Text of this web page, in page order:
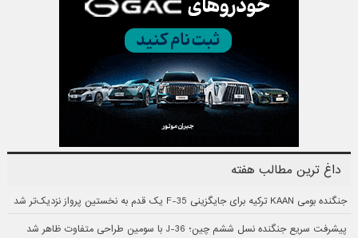
داغ ترین مطالب هفته
جنگنده بومی KAAN ترکیه برای جایگزینی F-35 یک قدم به نخستین پرواز نزدیک‌تر شد
پیشرفت سریع جنگنده نسل ششم چین؛ J-36 با سومین طراحی متفاوت ظاهر شد